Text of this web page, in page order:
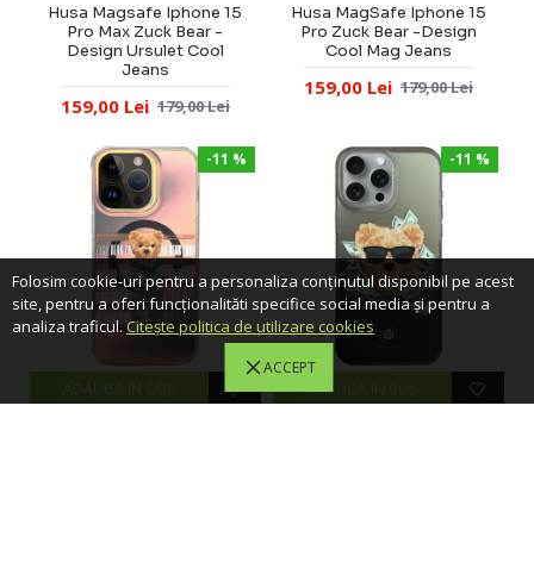
Husa Magsafe Iphone 15
Pro Max Zuck Bear -
Design Ursulet Cool
Jeans
159,00 Lei 179,00 Lei
Husa MagSafe Iphone 15
Pro Zuck Bear -Design
Cool Mag Jeans
159,00 Lei 179,00 Lei
-11 %
ADAUGĂ ÎN COŞ
-11 %
ADAUGĂ ÎN COŞ
ACCEPT
Folosim cookie-uri pentru a personaliza conținutul disponibil pe acest
site, pentru a oferi funcționalităti specifice social media și pentru a
analiza traficul.Citește politica de utilizare cookies